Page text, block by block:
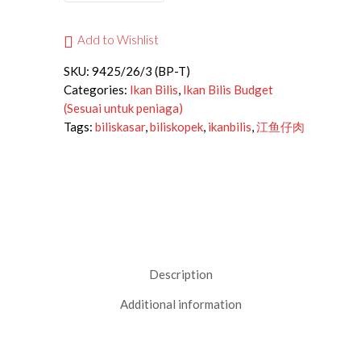
Add to Wishlist
SKU: 9425/26/3 (BP-T)
Categories: Ikan Bilis, Ikan Bilis Budget
(Sesuai untuk peniaga)
Tags: biliskasar,biliskopek, ikanbilis,江鱼仔肉
Description
Additional information